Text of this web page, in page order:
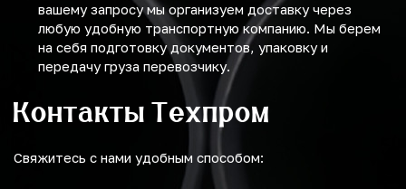
вашему запросу мы организуем доставку через
любую удобную транспортную компанию. Мы берем
на себя подготовку документов, упаковку и
передачу груза перевозчику.
Контакты Техпром
Свяжитесь с нами удобным способом: